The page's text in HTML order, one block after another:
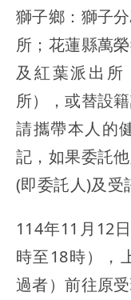
獅子鄉：獅子
所；花蓮縣萬
及紅葉派出
所），或替設
請攜帶本人的
記，如果委託
(即委託人)及受
114年11月12
時至18時），
過者）前往原